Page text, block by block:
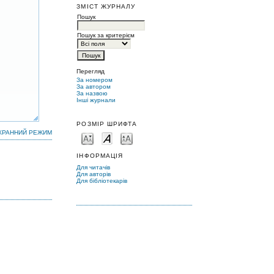
ЗМІСТ ЖУРНАЛУ
Пошук
Пошук за критерієм
Перегляд
За номером
За автором
За назвою
Інші журнали
РОЗМІР ШРИФТА
ІНФОРМАЦІЯ
Для читачів
Для авторів
Для бібліотекарів
РЕЖИМ